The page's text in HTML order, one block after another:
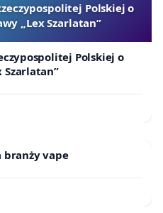
Polskiej o
„Lex Szarlatan”
Polskiej o
branży vape